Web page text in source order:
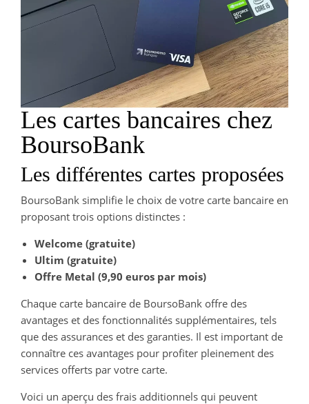
Les cartes bancaires chez
BoursoBank
Les différentes cartes proposées
BoursoBank simplifie le choix de votre carte bancaire en
proposant trois options distinctes :
Welcome (gratuite)
Ultim (gratuite)
Offre Metal (9,90 euros par mois)
Chaque carte bancaire de BoursoBank offre des
avantages et des fonctionnalités supplémentaires, tels
que des assurances et des garanties. Il est important de
connaître ces avantages pour profiter pleinement des
services offerts par votre carte.
Voici un aperçu des frais additionnels qui peuvent